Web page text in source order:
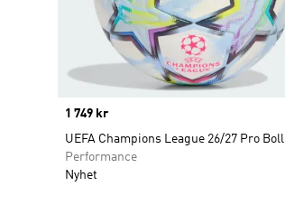
Price
1 749 kr
UEFA Champions League 26/27 Pro Boll
Performance
Nyhet